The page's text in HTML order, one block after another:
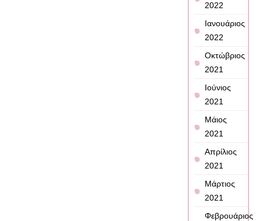
2022
Ιανουάριος
2022
Οκτώβριος
2021
Ιούνιος
2021
Μάιος
2021
Απρίλιος
2021
Μάρτιος
2021
Φεβρουάριος